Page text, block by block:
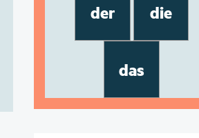
der die
das